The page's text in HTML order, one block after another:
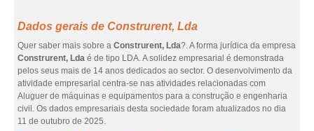
Dados gerais de Construrent, Lda
Quer saber mais sobre a Construrent, Lda?. A forma jurídica da empresa
Construrent, Lda é de tipo LDA. A solidez empresarial é demonstrada
pelos seus mais de 14 anos dedicados ao sector. O desenvolvimento da
atividade empresarial centra-se nas atividades relacionadas com
Aluguer de máquinas e equipamentos para a construção e engenharia
civil. Os dados empresariais desta sociedade foram atualizados no dia
11 de outubro de 2025.